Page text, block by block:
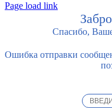
Page load link
Спасибо,
Ошибка отправки